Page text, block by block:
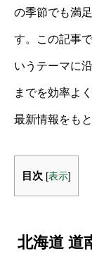
の季節でも満
す。この記事
いうテーマに
までを効率よ
最新情報をも
目次 [表示]
北海道 道